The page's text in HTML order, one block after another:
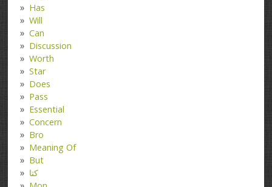
Has
Will
Can
Discussion
Worth
Star
Does
Pass
Essential
Concern
Bro
Meaning Of
But
کتا